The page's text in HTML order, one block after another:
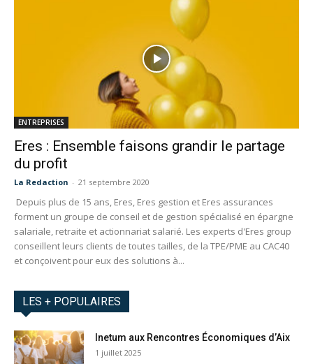
ENTREPRISES
Eres : Ensemble faisons grandir le partage
du profit
La Redaction - 21 septembre 2020
Depuis plus de 15 ans, Eres, Eres gestion et Eres assurances
forment un groupe de conseil et de gestion spécialisé en épargne
salariale, retraite et actionnariat salarié. Les experts d'Eres group
conseillent leurs clients de toutes tailles, de la TPE/PME au CAC40
et conçoivent pour eux des solutions à...
LES + POPULAIRES
Inetum aux Rencontres Économiques d’Aix
1 juillet 2025